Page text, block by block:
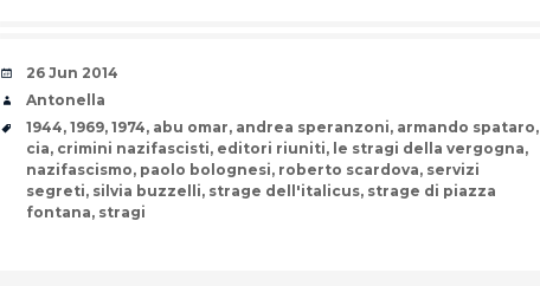
Date
26 Jun 2014
Author
Antonella
Tags
1944, 1969, 1974, abu omar, andrea speranzoni, armando spataro,
cia, crimini nazifascisti, editori riuniti, le stragi della vergogna,
nazifascismo, paolo bolognesi, roberto scardova, servizi
segreti, silvia buzzelli, strage dell'italicus, strage di piazza
fontana, stragi